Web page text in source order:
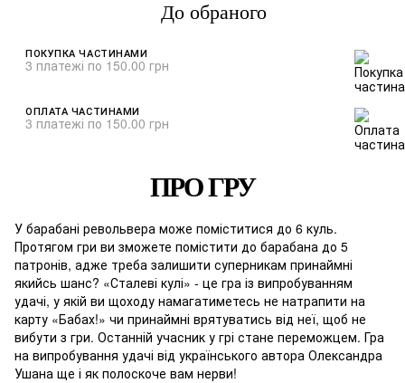
До обраного
ПОКУПКА ЧАСТИНАМИ
3 платежі по 150.00 грн
ОПЛАТА ЧАСТИНАМИ
3 платежі по 150.00 грн
ПРО ГРУ
У барабані револьвера може поміститися до 6 куль.
Протягом гри ви зможете помістити до барабана до 5
патронів, адже треба залишити суперникам принаймні
якийсь шанс? «Сталеві кулі» - це гра із випробуванням
удачі, у якій ви щоходу намагатиметесь не натрапити на
карту «Бабах!» чи принаймні врятуватись від неї, щоб не
вибути з гри. Останній учасник у грі стане переможцем. Гра
на випробування удачі від українського автора Олександра
Ушана ще і як полоскоче вам нерви!